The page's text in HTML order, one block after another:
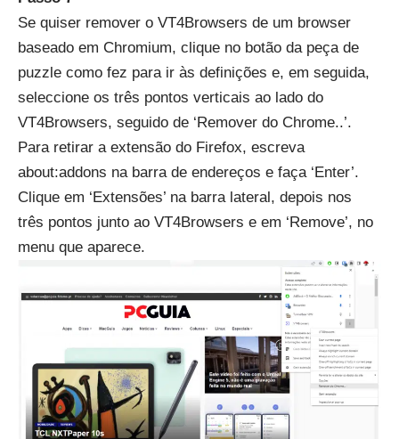
Se quiser remover o VT4Browsers de um browser
baseado em Chromium, clique no botão da peça de
puzzle como fez para ir às definições e, em seguida,
seleccione os três pontos verticais ao lado do
VT4Browsers, seguido de ‘Remover do Chrome..’.
Para retirar a extensão do Firefox, escreva
about:addons na barra de endereços e faça ‘Enter’.
Clique em ‘Extensões’ na barra lateral, depois nos
três pontos junto ao VT4Browsers e em ‘Remove’, no
menu que aparece.